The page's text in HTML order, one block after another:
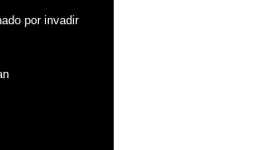
por invadir